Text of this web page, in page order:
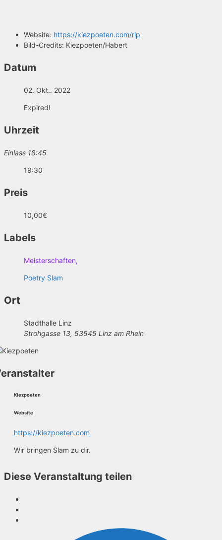
Website: https://kiezpoeten.com/rlp
Bild-Credits: Kiezpoeten/Habert
Datum
02. Okt.. 2022
Expired!
Uhrzeit
Einlass 18:45
19:30
Preis
10,00€
Labels
Meisterschaften,
Poetry Slam
Ort
Stadthalle Linz
Strohgasse 13, 53545 Linz am Rhein
Kiezpoeten
Website
https://kiezpoeten.com
Wir bringen Slam zu dir.
Diese Veranstaltung teilen